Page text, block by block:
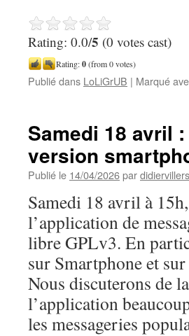
Rating: 0.0/5 (0 votes cast)
Rating:0(from 0 votes)
Publié dans LoLiGrUB | Marqué
Samedi 18 avril
version
Publié le 14/04/2026pardidiervillers
Samedi 18 avril à
l’application de
libre GPLv3. En
sur Smartphone et
Nous discuterons de
l’application
les messageries